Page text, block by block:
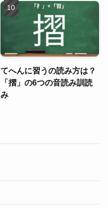
てへんに習うの読み方は？
「摺」の6つの音読み訓読
み